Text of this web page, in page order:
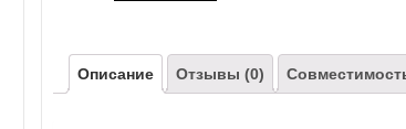
Описание Отзывы (0)